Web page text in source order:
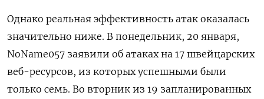
Однако реальная эффективность атак оказалась
значительно ниже. В понедельник, 20 января,
NoName057 заявили об атаках на 17 швейцарских
веб-ресурсов, из которых успешными были
только семь. Во вторник из 19 запланированных